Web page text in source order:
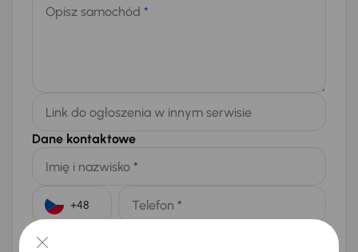
Opisz samochód *
Link do ogłoszenia w innym serwisie
Dane kontaktowe
Imię i nazwisko *
Telefon *
E-mail